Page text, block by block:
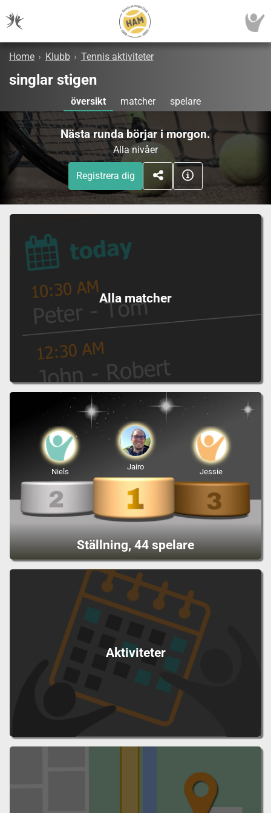
Home › Klubb › Tennis aktiviteter
singlar stigen
översikt matcher spelare
Nästa runda börjar i morgon.
Alla nivåer
Registrera dig
Alla matcher
Ställning, 44 spelare
Jairo
Niels Jessie
Aktiviteter